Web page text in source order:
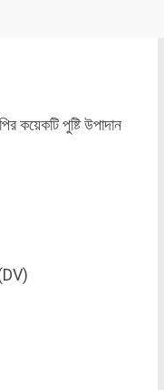
কয়েকটি পুষ্টি উপাদান